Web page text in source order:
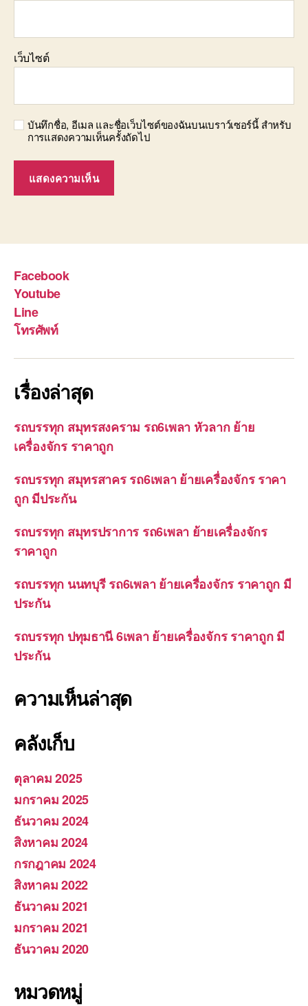
เว็บไซต์
บันทึกชื่อ, อีเมล และชื่อเว็บไซต์ของฉันบนเบราว์เซอร์นี้ สำหรับ
การแสดงความเห็นครั้งถัดไป
Facebook
Youtube
Line
โทรศัพท์
เรื่องล่าสุด
รถบรรทุก สมุทรสงคราม รถ6เพลา หัวลาก ย้าย
เครื่องจักร ราคาถูก
รถบรรทุก สมุทรสาคร รถ6เพลา ย้ายเครื่องจักร ราคา
ถูก มีประกัน
รถบรรทุก สมุทรปราการ รถ6เพลา ย้ายเครื่องจักร
ราคาถูก
รถบรรทุก นนทบุรี รถ6เพลา ย้ายเครื่องจักร ราคาถูก มี
ประกัน
รถบรรทุก ปทุมธานี 6เพลา ย้ายเครื่องจักร ราคาถูก มี
ประกัน
ความเห็นล่าสุด
คลังเก็บ
ตุลาคม 2025
มกราคม 2025
ธันวาคม 2024
สิงหาคม 2024
กรกฎาคม 2024
สิงหาคม 2022
ธันวาคม 2021
มกราคม 2021
ธันวาคม 2020
หมวดหมู่